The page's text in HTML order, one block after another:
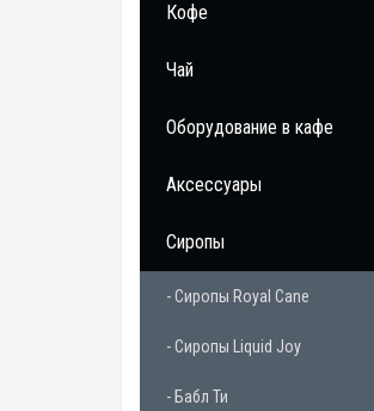
Кофе
Чай
Оборудование в кафе
Аксессуары
Сиропы
- Сиропы Royal Cane
- Сиропы Liquid Joy
- Бабл Ти